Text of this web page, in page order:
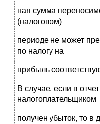
ная сумма
(налоговом)
периоде не может
по налогу на
прибыль
В случае, если в
налогоплательщиком
получен убыток, то в